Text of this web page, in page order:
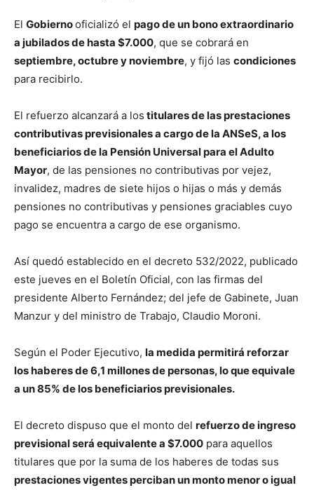
El Gobiernooficializó el pago de un bono extraordinario
a jubilados de hasta $7.000, que se cobrará en
septiembre, octubre y noviembre, y fijó las condiciones
para recibirlo.
El refuerzo alcanzará a los titulares de las prestaciones
contributivas previsionales a cargo de la ANSeS, a los
beneficiarios de la Pensión Universal para el Adulto
Mayor, de las pensiones no contributivas por vejez,
invalidez, madres de siete hijos o hijas o más y demás
pensiones no contributivas y pensiones graciables cuyo
pago se encuentra a cargo de ese organismo.
Así quedó establecido en el decreto 532/2022, publicado
este jueves en el Boletín Oficial, con las firmas del
presidente Alberto Fernández; del jefe de Gabinete, Juan
Manzur y del ministro de Trabajo, Claudio Moroni.
Según el Poder Ejecutivo, la medida permitirá reforzar
los haberes de 6,1 millones de personas, lo que equivale
a un 85% de los beneficiarios previsionales.
El decreto dispuso que el monto del refuerzo de ingreso
previsional será equivalente a $7.000 para aquellos
titulares que por la suma de los haberes de todas sus
prestaciones vigentes perciban un monto menor o igual